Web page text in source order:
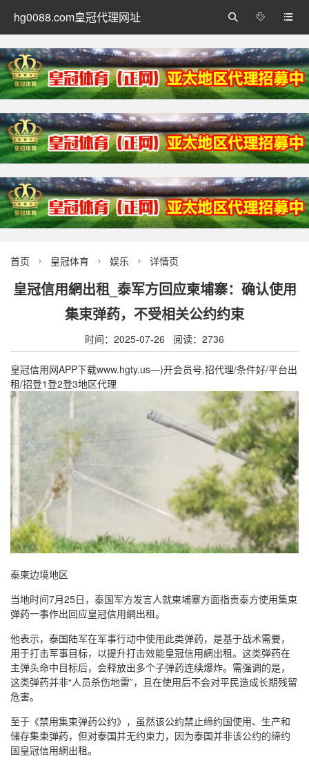
hg0088.com皇冠代理网址 


首页  皇冠体育  娱乐  详情页
皇冠信用網出租_泰军方回应柬埔寨：确认使用
集束弹药，不受相关公约约束
时间：2025-07-26 阅读：2736
皇冠信用网APP下载www.hgty.us—)开会员号,招代理/条件好/平台出
租/招登1登2登3地区代理
泰柬边境地区
当地时间7月25日，泰国军方发言人就柬埔寨方面指责泰方使用集束
弹药一事作出回应皇冠信用網出租。
他表示，泰国陆军在军事行动中使用此类弹药，是基于战术需要，
用于打击军事目标，以提升打击效能皇冠信用網出租。这类弹药在
主弹头命中目标后，会释放出多个子弹药连续爆炸。需强调的是，
这类弹药并非“人员杀伤地雷”，且在使用后不会对平民造成长期残留
危害。
至于《禁用集束弹药公约》，虽然该公约禁止缔约国使用、生产和
储存集束弹药，但对泰国并无约束力，因为泰国并非该公约的缔约
国皇冠信用網出租。